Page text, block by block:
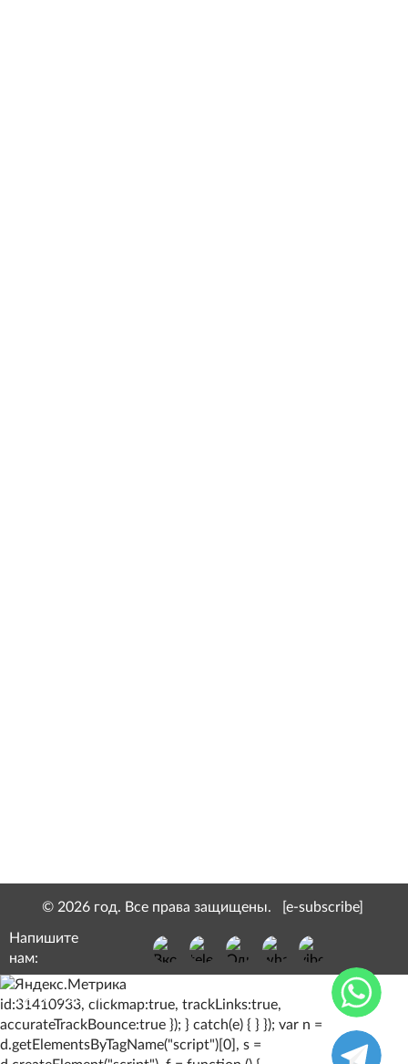
© 2026 год. Все права защищены. [e-subscribe]
Напишите
нам:
8 (928) 529-13-10
id:31410933, clickmap:true, trackLinks:true,
accurateTrackBounce:true }); } catch(e) { } }); var n =
d.getElementsByTagName("script")[0], s =